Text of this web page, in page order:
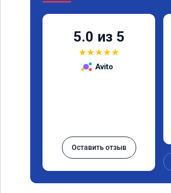
5.0 из 5
★★★★★
Avito
Оставить отзыв